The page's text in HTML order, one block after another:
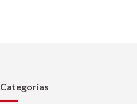
Categorias